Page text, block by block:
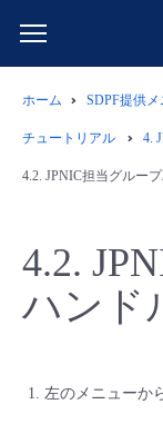
サービス一覧
データ利
ネットワー
よくある質問
クラウド/
料金シミ
ご利用開始ガイ
ホーム SDPF提供
チュートリアル 4.
4.2. JPNIC担当グルー
4.2.
ハンド
左のメニューか